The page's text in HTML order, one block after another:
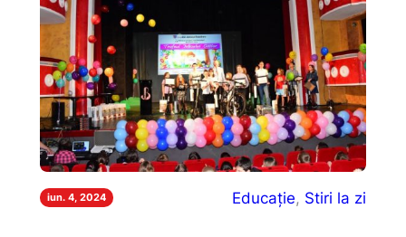
iun. 4, 2024 Educație, Stiri la zi